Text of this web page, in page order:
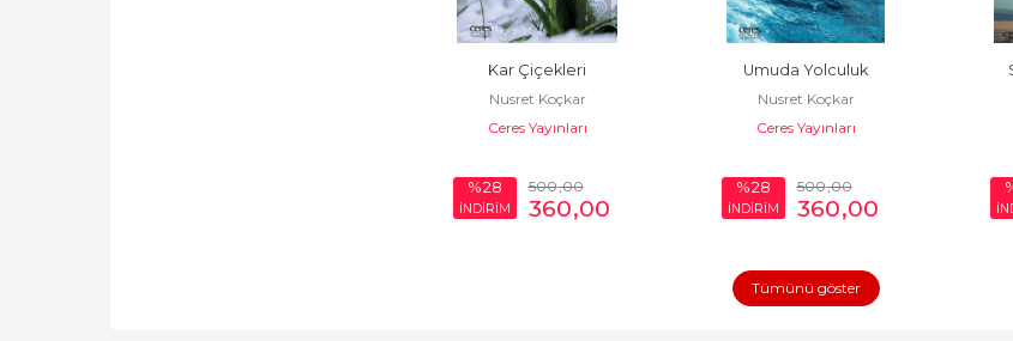
Kar Çiçekleri
Nusret Koçkar
Ceres Yayınları
%28
İNDİRİM
500,00
360,00
Umuda Yolculuk
Nusret Koçkar
Ceres Yayınları
%28
İNDİRİM
500,00
360,00
Tümünü göster